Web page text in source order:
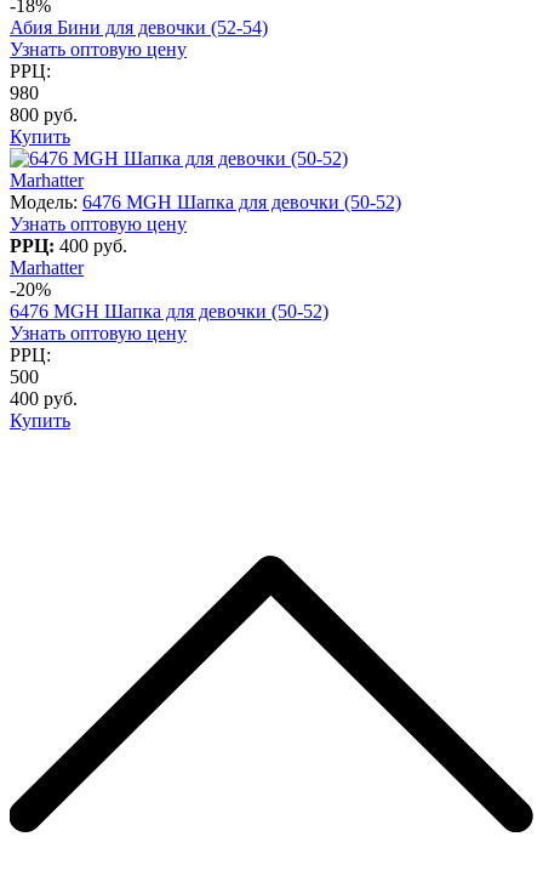
-18%
Абия Бини для девочки (52-54)
Узнать оптовую цену
РРЦ:
980
800 руб.
Купить
Marhatter
Модель: 6476 MGH Шапка для девочки (50-52)
Узнать оптовую цену
РРЦ: 400 руб.
Marhatter
-20%
6476 MGH Шапка для девочки (50-52)
Узнать оптовую цену
РРЦ:
500
400 руб.
Купить